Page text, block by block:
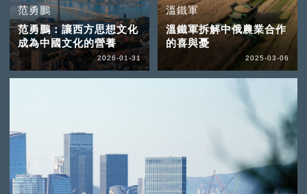
范勇鵬
范勇鵬：讓西方思想文化
成為中國文化的營養
2026-01-31
溫鐵軍
溫鐵軍拆解中俄農業合作
的喜與憂
2025-03-06